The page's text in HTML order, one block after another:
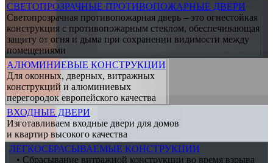
СВЕТОПРОЗРАЧНЫЕ ПРОТИВОПОЖАРНЫЕ ДВЕРИ
Светопрозрачная противопожарная дверь – это огнестойкая
конструкция с противопожарным стеклом, обеспечивающая
защиту от огня и дыма при сохранении видимости между
помещениями
АЛЮМИНИЕВЫЕ КОНСТРУКЦИИ
Для оконных, дверных, витражных
конструкций и алюминиевых
перегородок европейского качества
ВХОДНЫЕ ДВЕРИ
Изготавливаем входные двери для домов
и квартир высокого качества
ЛЕГКОСБРАСЫВАЕМЫЕ КОНСТРУКЦИИ
• Сбрасывание витражной конструкции во время взрыва